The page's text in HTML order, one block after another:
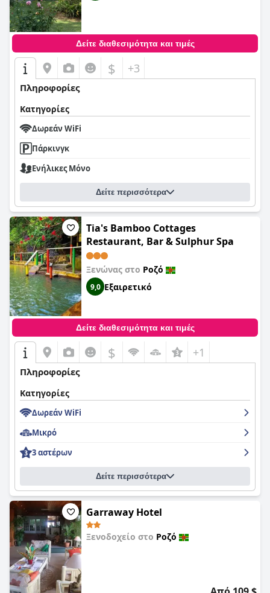
Δείτε διαθεσιμότητα και τιμές
$ +3
Πληροφορίες
Κατηγορίες
Δωρεάν WiFi
Πάρκινγκ
Ενήλικες Μόνο
Δείτε περισσότερα
Tia's Bamboo Cottages
Restaurant, Bar & Sulphur Spa
Ξενώνας στο Ροζό
9,0 Εξαιρετικό
Δείτε διαθεσιμότητα και τιμές
$ +1
Πληροφορίες
Κατηγορίες
Δωρεάν WiFi
Μικρό
3 αστέρων
Δείτε περισσότερα
Garraway Hotel
Ξενοδοχείο στο Ροζό